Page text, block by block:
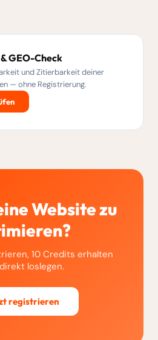
GEO-Check
und Zitierbarkeit deiner
— ohne Registrierung.
Website zu
10 Credits erhalten
loslegen.
registrieren